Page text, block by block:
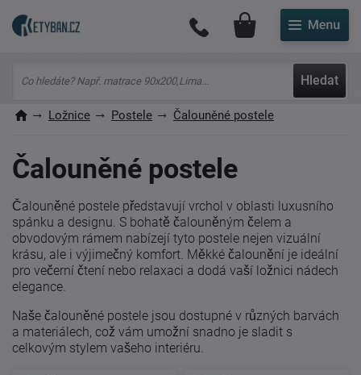
Hledat
Můj účet
Ložnice Postele Čalouněné postele
Čalouněné postele
Čalouněné postele představují vrchol v oblasti luxusního
spánku a designu. S bohatě čalouněným čelem a
obvodovým rámem nabízejí tyto postele nejen vizuální
krásu, ale i výjimečný komfort. Měkké čalounění je ideální
pro večerní čtení nebo relaxaci a dodá vaší ložnici nádech
elegance.
Naše čalouněné postele jsou dostupné v různých barvách
a materiálech, což vám umožní snadno je sladit s
celkovým stylem vašeho interiéru.